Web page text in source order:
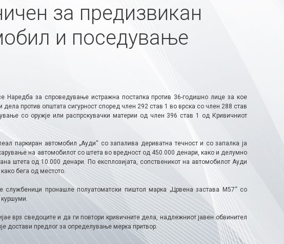
за предизвикан
и поседување
Наредба за спроведување истражна постапка против 36-годишно лице за кое
против општата сигурност според член 292 став 1 во врска со член 288 став
со оружје или распрскувачки материи од член 396 став 1 од Кривичниот
паркиран автомобил „Ауди“ со запалива дериватна течност и со запалка ја
на автомобилот со штета во вредност од 450.000 денари, како и делумно
штета од 10.000 денари. По експлозијата, сопственикот на автомобилот Ауди
бега од местото.
службеници пронашле полуатоматски пиштол марка „Црвена застава М57“ со
врз сведоците и да ги повтори кривичните дела, надлежниот јавен обвинител
достави предлог за определување мерка притвор.​